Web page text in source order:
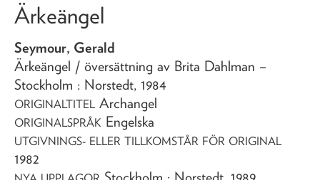
Ärkeängel
Seymour, Gerald
Ärkeängel / översättning av Brita Dahlman –
Stockholm : Norstedt, 1984
ORIGINALTITEL Archangel
ORIGINALSPRÅK Engelska
UTGIVNINGS- ELLER TILLKOMSTÅR FÖR ORIGINAL
1982